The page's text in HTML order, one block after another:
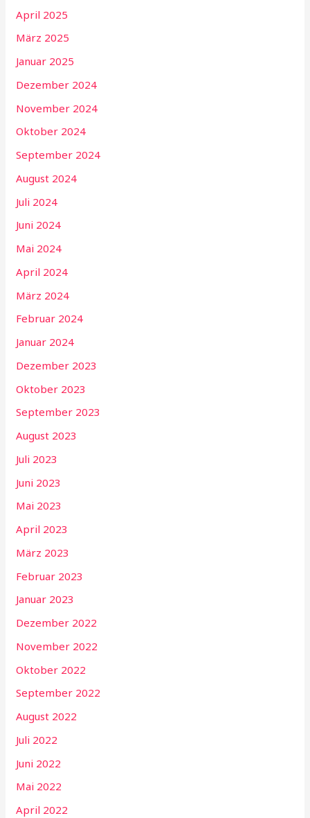
April 2025
März 2025
Januar 2025
Dezember 2024
November 2024
Oktober 2024
September 2024
August 2024
Juli 2024
Juni 2024
Mai 2024
April 2024
März 2024
Februar 2024
Januar 2024
Dezember 2023
Oktober 2023
September 2023
August 2023
Juli 2023
Juni 2023
Mai 2023
April 2023
März 2023
Februar 2023
Januar 2023
Dezember 2022
November 2022
Oktober 2022
September 2022
August 2022
Juli 2022
Juni 2022
Mai 2022
April 2022